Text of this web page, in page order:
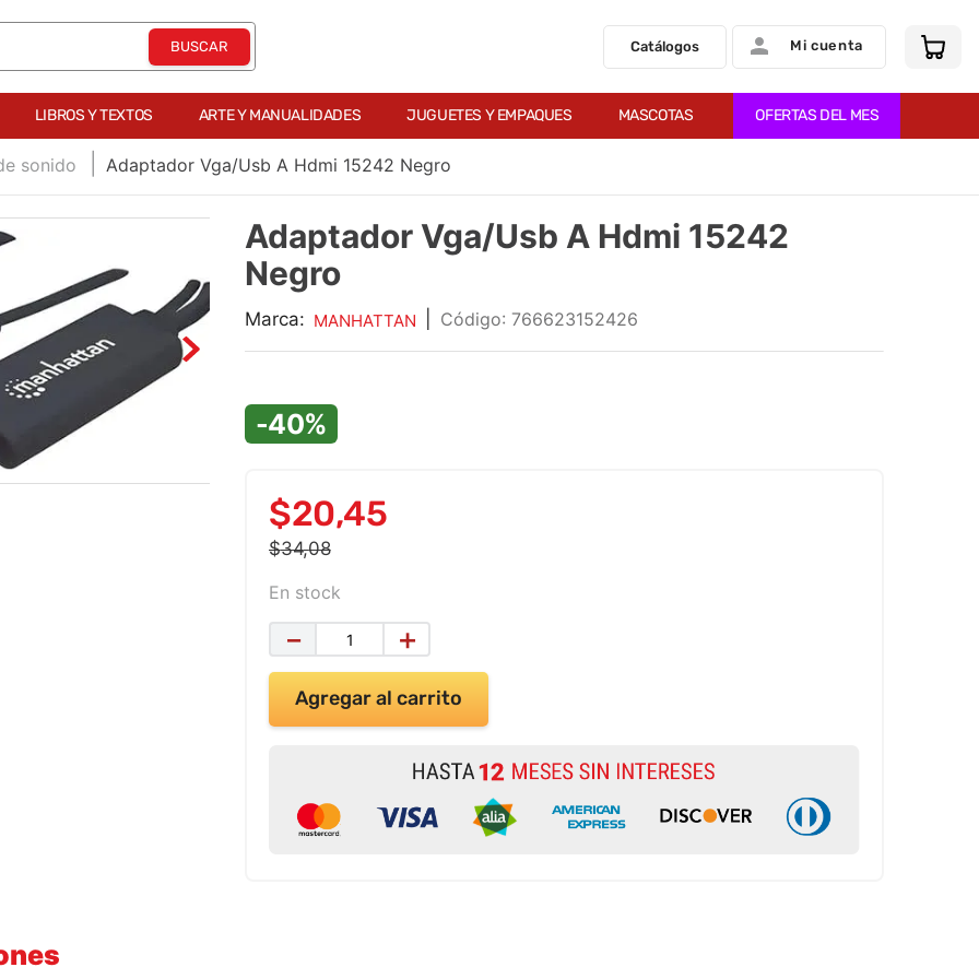
Catálogos Mi cuenta
LIBROS Y TEXTOS ARTE Y MANUALIDADES JUGUETES Y EMPAQUES MASCOTAS OFERTAS DEL MES
sonido Adaptador Vga/Usb A Hdmi 15242 Negro
Adaptador Vga/Usb A Hdmi 15242
Negro
Marca: MANHATTAN : 766623152426
-40%
$20,45
$34,08
En stock
＋
－
Agregar al carrito